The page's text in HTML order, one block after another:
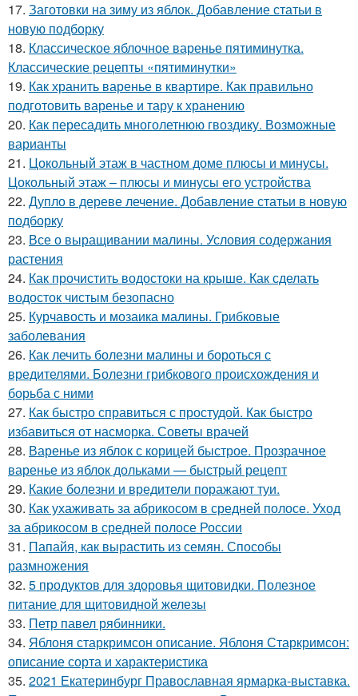
17. Заготовки на зиму из яблок. Добавление статьи в
новую подборку
18. Классическое яблочное варенье пятиминутка.
Классические рецепты «пятиминутки»
19. Как хранить варенье в квартире. Как правильно
подготовить варенье и тару к хранению
20. Как пересадить многолетнюю гвоздику. Возможные
варианты
21. Цокольный этаж в частном доме плюсы и минусы.
Цокольный этаж – плюсы и минусы его устройства
22. Дупло в дереве лечение. Добавление статьи в новую
подборку
23. Все о выращивании малины. Условия содержания
растения
24. Как прочистить водостоки на крыше. Как сделать
водосток чистым безопасно
25. Курчавость и мозаика малины. Грибковые
заболевания
26. Как лечить болезни малины и бороться с
вредителями. Болезни грибкового происхождения и
борьба с ними
27. Как быстро справиться с простудой. Как быстро
избавиться от насморка. Советы врачей
28. Варенье из яблок с корицей быстрое. Прозрачное
варенье из яблок дольками — быстрый рецепт
29. Какие болезни и вредители поражают туи.
30. Как ухаживать за абрикосом в средней полосе. Уход
за абрикосом в средней полосе России
31. Папайя, как вырастить из семян. Способы
размножения
32. 5 продуктов для здоровья щитовидки. Полезное
питание для щитовидной железы
33. Петр павел рябинники.
34. Яблоня старкримсон описание. Яблоня Старкримсон:
описание сорта и характеристика
35. 2021 Екатеринбург Православная ярмарка-выставка.